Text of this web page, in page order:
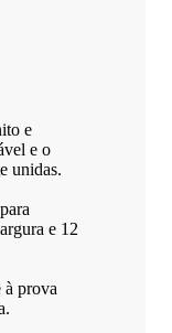
e
e o
unidas.
e 12
à prova